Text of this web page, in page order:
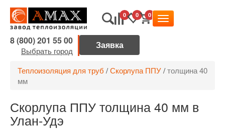
0 0 0
8 (800) 201 55 00
Выбрать город
Теплоизоляция для труб /Скорлупа ППУ/толщина 40
мм
Скорлупа ППУ толщина 40 мм в
Улан-Удэ